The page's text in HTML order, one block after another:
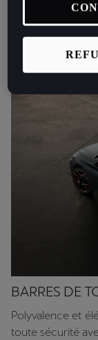
Coffre de toit
BARRES DE
Polyvalence et
toute sécurité